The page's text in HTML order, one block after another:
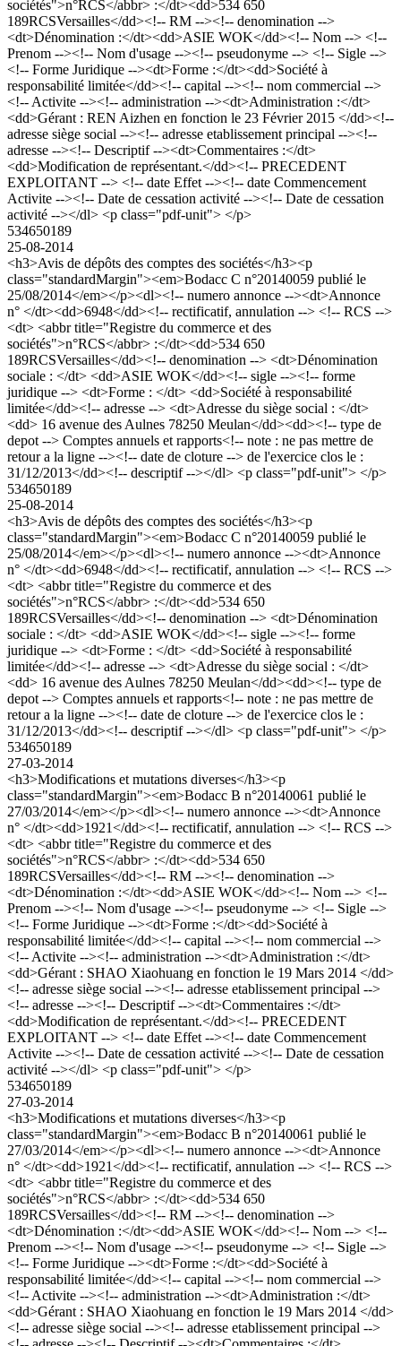
sociétés">n°RCS</abbr> :</dt><dd>534 650
189RCSVersailles</dd><!-- RM --><!-- denomination -->
<dt>Dénomination :</dt><dd>ASIE WOK</dd><!-- Nom --> <!--
Prenom --><!-- Nom d'usage --><!-- pseudonyme --> <!-- Sigle -->
<!-- Forme Juridique --><dt>Forme :</dt><dd>Société à
responsabilité limitée</dd><!-- capital --><!-- nom commercial -->
<!-- Activite --><!-- administration --><dt>Administration :</dt>
<dd>Gérant : REN Aizhen en fonction le 23 Février 2015 </dd><!--
adresse siège social --><!-- adresse etablissement principal --><!--
adresse --><!-- Descriptif --><dt>Commentaires :</dt>
<dd>Modification de représentant.</dd><!-- PRECEDENT
EXPLOITANT --> <!-- date Effet --><!-- date Commencement
Activite --><!-- Date de cessation activité --><!-- Date de cessation
activité --></dl> <p class="pdf-unit"> </p>
534650189
25-08-2014
<h3>Avis de dépôts des comptes des sociétés</h3><p
class="standardMargin"><em>Bodacc C n°20140059 publié le
25/08/2014</em></p><dl><!-- numero annonce --><dt>Annonce
n° </dt><dd>6948</dd><!-- rectificatif, annulation --> <!-- RCS -->
<dt> <abbr title="Registre du commerce et des
sociétés">n°RCS</abbr> :</dt><dd>534 650
189RCSVersailles</dd><!-- denomination --> <dt>Dénomination
sociale : </dt> <dd>ASIE WOK</dd><!-- sigle --><!-- forme
juridique --> <dt>Forme : </dt> <dd>Société à responsabilité
limitée</dd><!-- adresse --> <dt>Adresse du siège social : </dt>
<dd> 16 avenue des Aulnes 78250 Meulan</dd><dd><!-- type de
depot --> Comptes annuels et rapports<!-- note : ne pas mettre de
retour a la ligne --><!-- date de cloture --> de l'exercice clos le :
31/12/2013</dd><!-- descriptif --></dl> <p class="pdf-unit"> </p>
534650189
25-08-2014
<h3>Avis de dépôts des comptes des sociétés</h3><p
class="standardMargin"><em>Bodacc C n°20140059 publié le
25/08/2014</em></p><dl><!-- numero annonce --><dt>Annonce
n° </dt><dd>6948</dd><!-- rectificatif, annulation --> <!-- RCS -->
<dt> <abbr title="Registre du commerce et des
sociétés">n°RCS</abbr> :</dt><dd>534 650
189RCSVersailles</dd><!-- denomination --> <dt>Dénomination
sociale : </dt> <dd>ASIE WOK</dd><!-- sigle --><!-- forme
juridique --> <dt>Forme : </dt> <dd>Société à responsabilité
limitée</dd><!-- adresse --> <dt>Adresse du siège social : </dt>
<dd> 16 avenue des Aulnes 78250 Meulan</dd><dd><!-- type de
depot --> Comptes annuels et rapports<!-- note : ne pas mettre de
retour a la ligne --><!-- date de cloture --> de l'exercice clos le :
31/12/2013</dd><!-- descriptif --></dl> <p class="pdf-unit"> </p>
534650189
27-03-2014
<h3>Modifications et mutations diverses</h3><p
class="standardMargin"><em>Bodacc B n°20140061 publié le
27/03/2014</em></p><dl><!-- numero annonce --><dt>Annonce
n° </dt><dd>1921</dd><!-- rectificatif, annulation --> <!-- RCS -->
<dt> <abbr title="Registre du commerce et des
sociétés">n°RCS</abbr> :</dt><dd>534 650
189RCSVersailles</dd><!-- RM --><!-- denomination -->
<dt>Dénomination :</dt><dd>ASIE WOK</dd><!-- Nom --> <!--
Prenom --><!-- Nom d'usage --><!-- pseudonyme --> <!-- Sigle -->
<!-- Forme Juridique --><dt>Forme :</dt><dd>Société à
responsabilité limitée</dd><!-- capital --><!-- nom commercial -->
<!-- Activite --><!-- administration --><dt>Administration :</dt>
<dd>Gérant : SHAO Xiaohuang en fonction le 19 Mars 2014 </dd>
<!-- adresse siège social --><!-- adresse etablissement principal -->
<!-- adresse --><!-- Descriptif --><dt>Commentaires :</dt>
<dd>Modification de représentant.</dd><!-- PRECEDENT
EXPLOITANT --> <!-- date Effet --><!-- date Commencement
Activite --><!-- Date de cessation activité --><!-- Date de cessation
activité --></dl> <p class="pdf-unit"> </p>
534650189
27-03-2014
<h3>Modifications et mutations diverses</h3><p
class="standardMargin"><em>Bodacc B n°20140061 publié le
27/03/2014</em></p><dl><!-- numero annonce --><dt>Annonce
n° </dt><dd>1921</dd><!-- rectificatif, annulation --> <!-- RCS -->
<dt> <abbr title="Registre du commerce et des
sociétés">n°RCS</abbr> :</dt><dd>534 650
189RCSVersailles</dd><!-- RM --><!-- denomination -->
<dt>Dénomination :</dt><dd>ASIE WOK</dd><!-- Nom --> <!--
Prenom --><!-- Nom d'usage --><!-- pseudonyme --> <!-- Sigle -->
<!-- Forme Juridique --><dt>Forme :</dt><dd>Société à
responsabilité limitée</dd><!-- capital --><!-- nom commercial -->
<!-- Activite --><!-- administration --><dt>Administration :</dt>
<dd>Gérant : SHAO Xiaohuang en fonction le 19 Mars 2014 </dd>
<!-- adresse siège social --><!-- adresse etablissement principal -->